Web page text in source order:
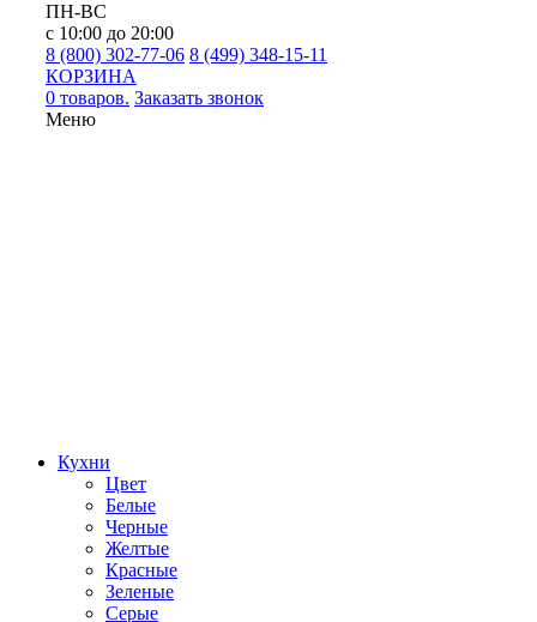
ПН-ВС
с 10:00 до 20:00
8 (800) 302-77-06 8 (499) 348-15-11
КОРЗИНА
0 товаров. Заказать звонок
Меню
Кухни
Цвет
Белые
Черные
Желтые
Красные
Зеленые
Серые